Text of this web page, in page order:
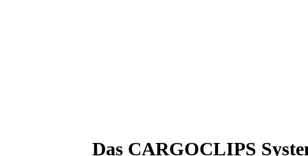
Das CARGOCLIPS